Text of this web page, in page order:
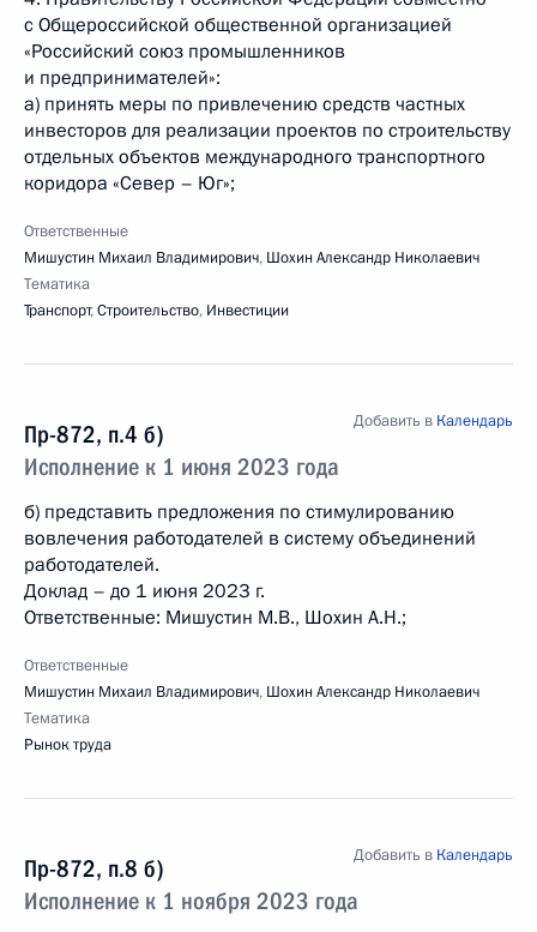
с Общероссийской общественной организацией
«Российский союз промышленников
и предпринимателей»:
а) принять меры по привлечению средств частных
инвесторов для реализации проектов по строительству
отдельных объектов международного транспортного
коридора «Север – Юг»;
Ответственные
Мишустин Михаил Владимирович, Шохин Александр Николаевич
Тематика
Транспорт,Строительство, Инвестиции
Пр-872, п.4 б)
Исполнение к 1 июня 2023 года
Добавить в Календарь
б) представить предложения по стимулированию
вовлечения работодателей в систему объединений
работодателей.
Доклад – до 1 июня 2023 г.
Ответственные: Мишустин М.В., Шохин А.Н.;
Ответственные
Мишустин Михаил Владимирович, Шохин Александр Николаевич
Тематика
Рынок труда
Пр-872, п.8 б)
Исполнение к 1 ноября 2023 года
Добавить в Календарь